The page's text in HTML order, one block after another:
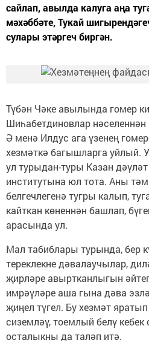
сайлап, авылда калуга аңа
мәхәббәте, Тукай
сулары этәргеч биргән.
Түбән Чәке авылында гомер
Шиһабетдиновлар
Ә менә Илдус ага үзенең
хезмәткә багышларга уйлый.
ул турыдан-туры Казан
институтына юл тота. Аны
белгечлегенә тугры калып,
кайткан көненнән башлап,
арасында ул.
Мал табиблары турында, бер
тереклекне дәвалаучылар,
җирләре авыртканлыгын
имрәүләре аша гына дәва
җиңел түгел. Бу хезмәт
сиземләү, тоемлый белү
осталыкны да таләп итә.